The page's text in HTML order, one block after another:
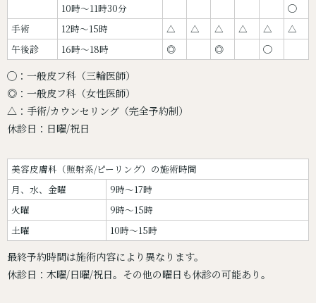
10時〜11時30分
◯
手術
12時〜15時 △ △ △ △ △
△
午後診
16時〜18時 ◎ ◎ ◯
◯：一般皮フ科（三輪医師）
◎：一般皮フ科（女性医師）
△：手術/カウンセリング（完全予約制）
休診日：日曜/祝日
美容皮膚科（照射系/ピーリング）の施術時間
月、水、金曜
9時～17時
火曜
9時～15時
土曜
10時～15時
最終予約時間は施術内容により異なります。
休診日：木曜/日曜/祝日。その他の曜日も休診の可能あり。